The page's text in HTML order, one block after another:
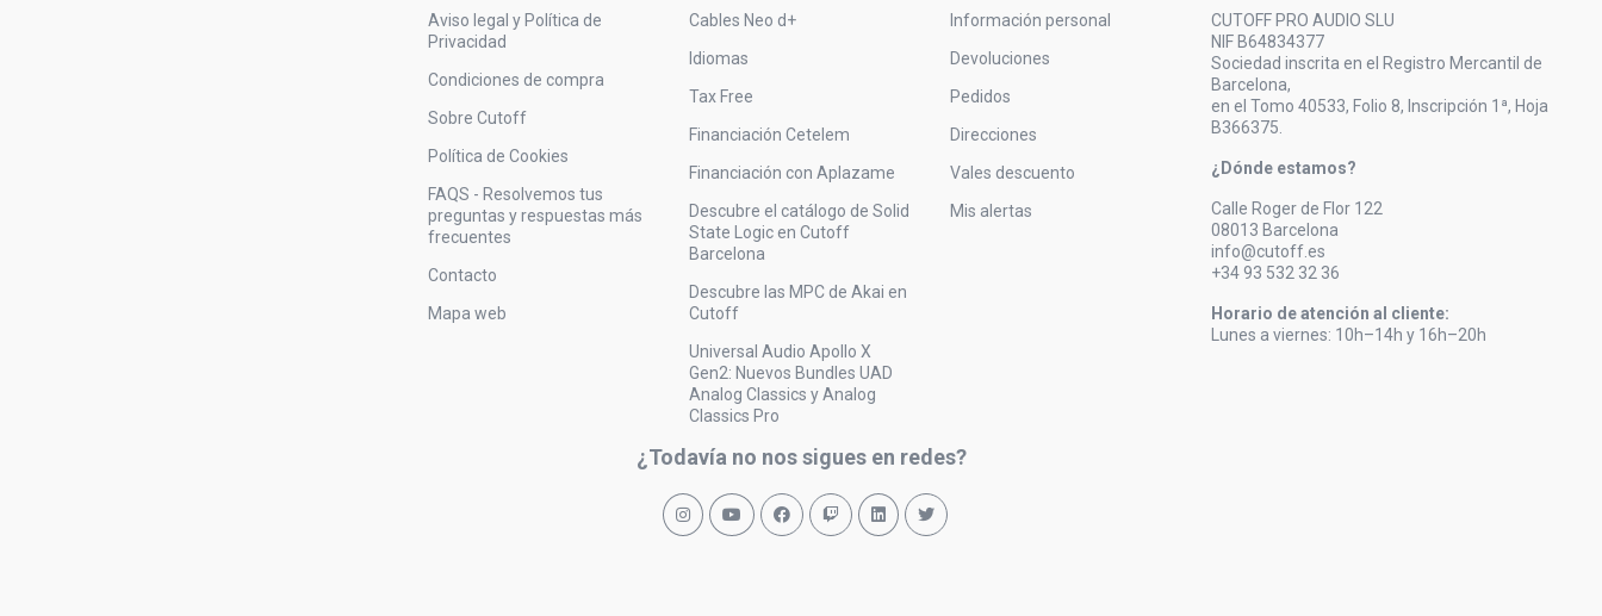
Aviso legal y Política de
Privacidad
Condiciones de compra
Sobre Cutoff
Política de Cookies
FAQS - Resolvemos tus
preguntas y respuestas más
frecuentes
Contacto
Mapa web
Cables Neo d+
Idiomas
Tax Free
Financiación Cetelem
Financiación con Aplazame
Descubre el catálogo de Solid
State Logic en Cutoff
Barcelona
Descubre las MPC de Akai en
Cutoff
Universal Audio Apollo X
Gen2: Nuevos Bundles UAD
Analog Classics y Analog
Classics Pro
Información personal
Devoluciones
Pedidos
Direcciones
Vales descuento
Mis alertas
CUTOFF PRO AUDIO SLU
NIF B64834377
Sociedad inscrita en el Registro Mercantil de
Barcelona,
en el Tomo 40533, Folio 8, Inscripción 1ª, Hoja
B366375.
¿Dónde estamos?
Calle Roger de Flor 122
08013 Barcelona
info@cutoff.es
+34 93 532 32 36
Horario de atención al cliente:
Lunes a viernes: 10h–14h y 16h–20h
¿Todavía no nos sigues en redes?